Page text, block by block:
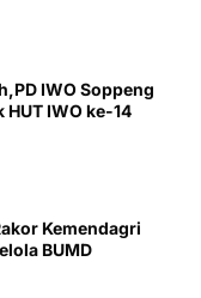
IWO Soppeng
HUT IWO ke-14
Kemendagri
BUMD